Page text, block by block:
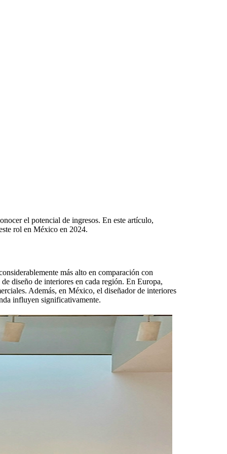
el potencial de ingresos. En este artículo,
rol en México en 2024.
más alto en comparación con
diseño de interiores en cada región. En Europa,
Además, en México, el diseñador de interiores
influyen significativamente.